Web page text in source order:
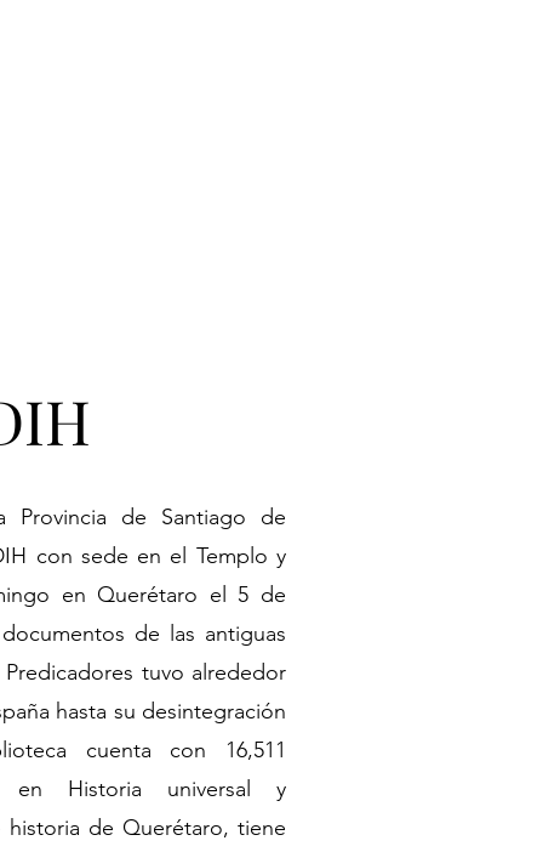
de Santiago de
con sede en el Templo y
en Querétaro el 5 de
de las antiguas
tuvo alrededor
hasta su desintegración
cuenta con 16,511
en Historia universal y
historia de Querétaro, tiene